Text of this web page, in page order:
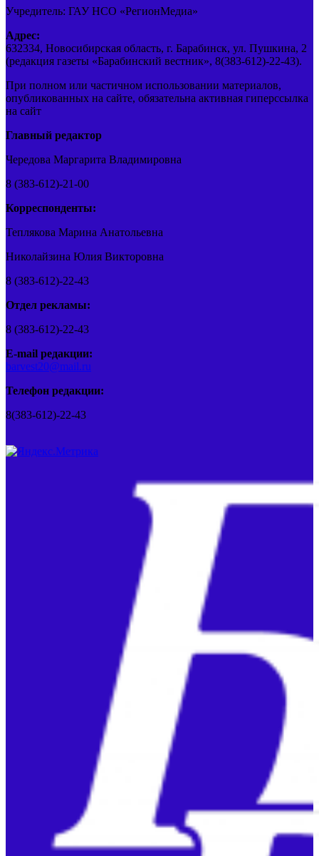
Учредитель: ГАУ НСО «РегионМедиа»
Адрес:
632334, Новосибирская область, г. Барабинск, ул. Пушкина, 2
(редакция газеты «Барабинский вестник», 8(383-612)-22-43).
При полном или частичном использовании материалов,
опубликованных на сайте, обязательна активная гиперссылка
на сайт
Главный редактор
Чередова Маргарита Владимировна
8 (383-612)-21-00
Корреспонденты:
Теплякова Марина Анатольевна
Николайзина Юлия Викторовна
8 (383-612)-22-43
Отдел рекламы:
8 (383-612)-22-43
E-mail редакции:
barvest20@mail.ru
Телефон редакции:
8(383-612)-22-43